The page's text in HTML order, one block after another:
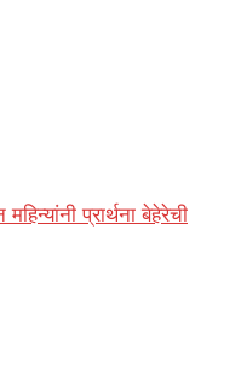
प्रार्थना बेहेरेची